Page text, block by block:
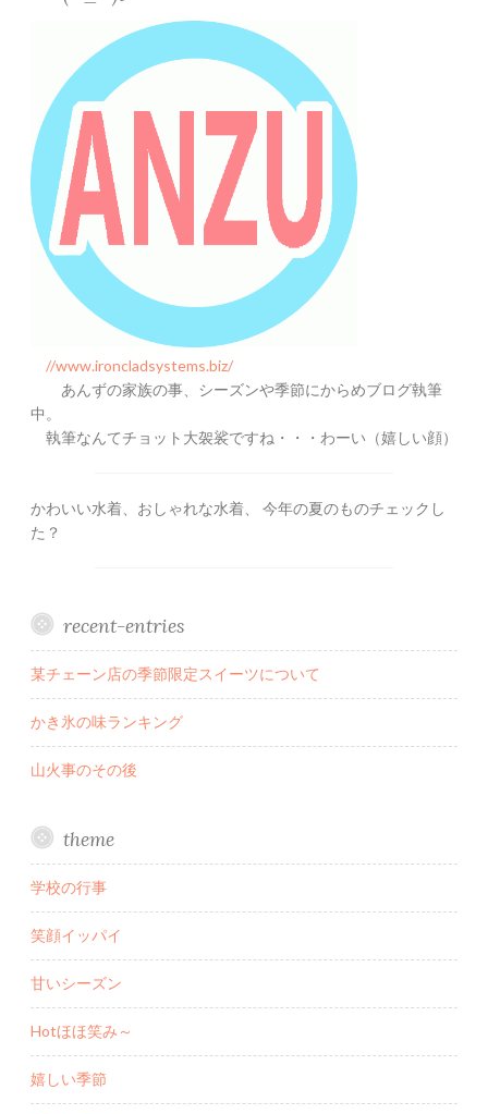
ョ
ン
//www.ironcladsystems.biz/
あんずの家族の事、シーズンや季節にからめブログ執筆
中。
執筆なんてチョット大袈裟ですね・・・わーい（嬉しい顔）
かわいい水着、おしゃれな水着、 今年の夏のものチェックし
た？
recent-entries
某チェーン店の季節限定スイーツについて
かき氷の味ランキング
山火事のその後
theme
学校の行事
笑顔イッパイ
甘いシーズン
Hotほほ笑み～
嬉しい季節